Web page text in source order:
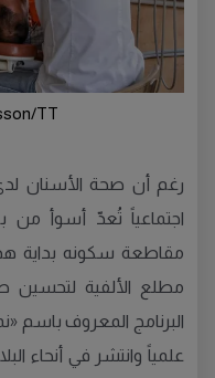
TT
رغم أن صحة الأسنان
اجتماعياً تُعدّ أسوأ
مقاطعة سكونه بداية هذا
مطلع الألفية لتحسين
البرنامج المعروف باسم
علمياً وانتشر في أنحاء